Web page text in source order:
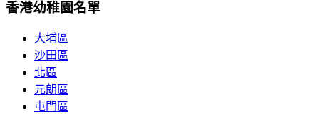
香港幼稚園名單
大埔區
沙田區
北區
元朗區
屯門區